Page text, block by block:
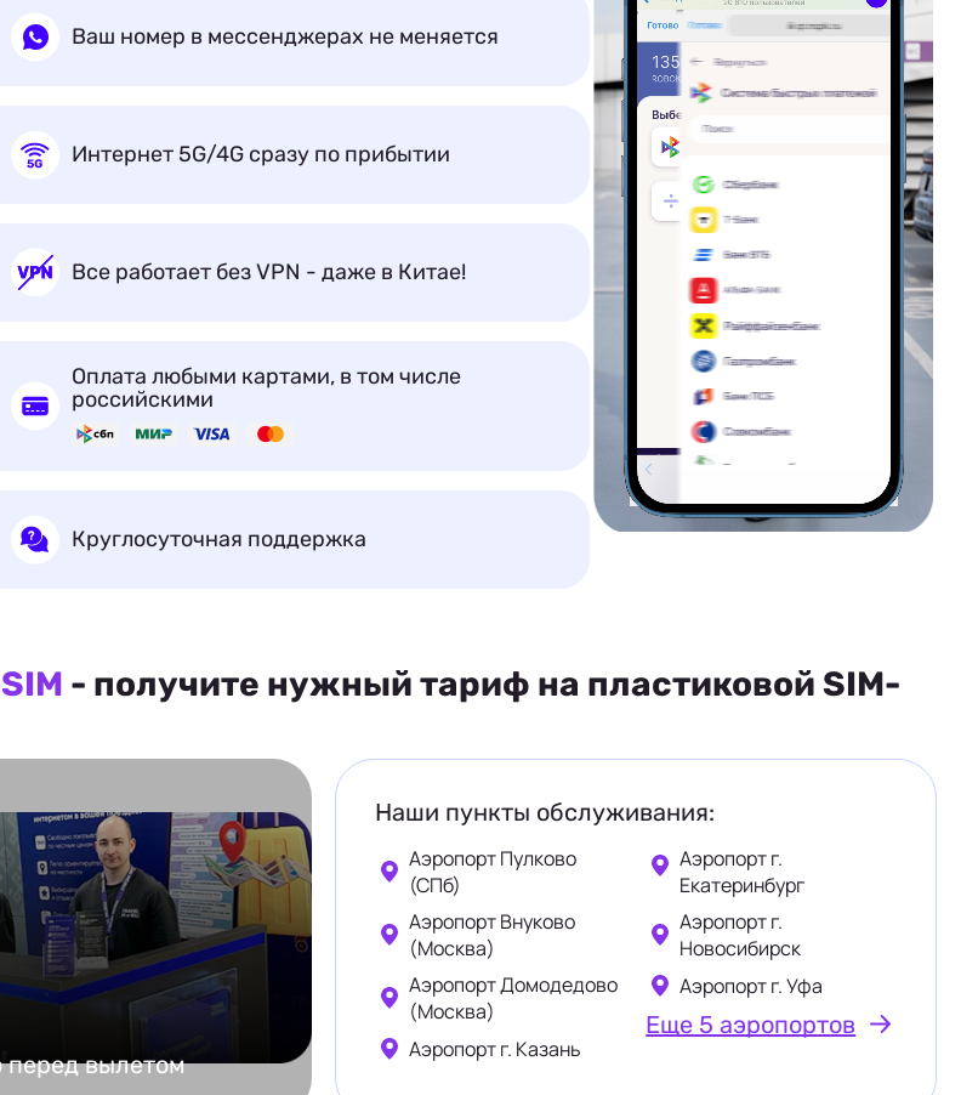
Ваш номер в мессенджерах не меняется
Интернет 5G/4G сразу по прибытии
Все работает без VPN - даже в Китае!
Оплата любыми картами, в том числе
российскими
Круглосуточная поддержка
- получите нужный тариф на пластиковой SIM-
перед вылетом
Наши пункты обслуживания:
Аэропорт Пулково
(СПб)
Аэропорт Внуково
(Москва)
Аэропорт Домодедово
(Москва)
Аэропорт г. Казань
Аэропорт г.
Екатеринбург
Аэропорт г.
Новосибирск
Аэропорт г. Уфа
Еще 5 аэропортов